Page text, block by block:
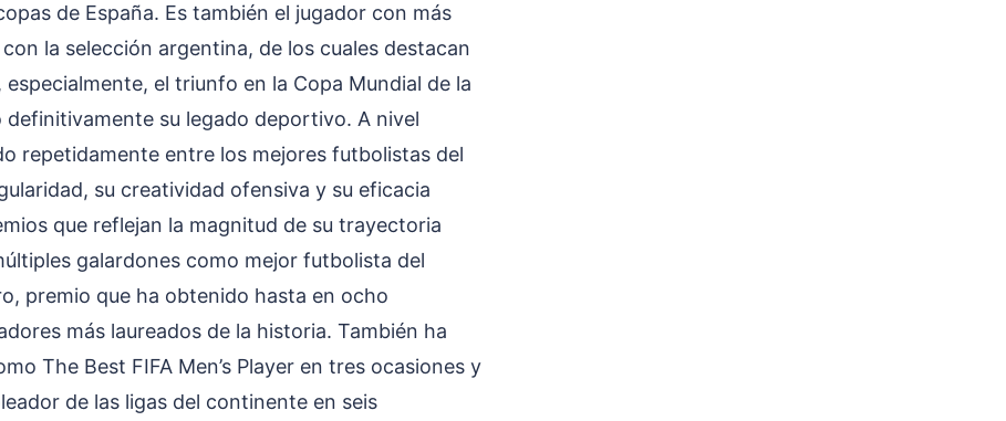
de España. Es también el jugador con más
la selección argentina, de los cuales destacan
el triunfo en la Copa Mundial de la
su legado deportivo. A nivel
repetidamente entre los mejores futbolistas del
su creatividad ofensiva y su eficacia
que reflejan la magnitud de su trayectoria
galardones como mejor futbolista del
premio que ha obtenido hasta en ocho
más laureados de la historia. También ha
The Best FIFA Men’s Player en tres ocasiones y
de las ligas del continente en seis